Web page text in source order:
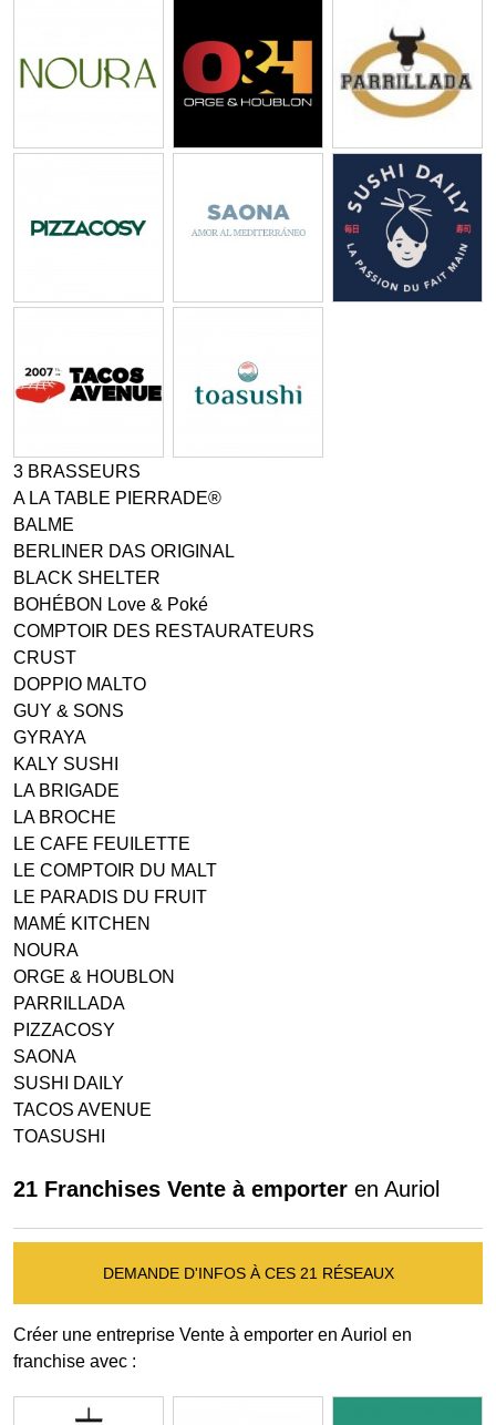
3 BRASSEURS
A LA TABLE PIERRADE®
BALME
BERLINER DAS ORIGINAL
BLACK SHELTER
BOHÉBON Love & Poké
COMPTOIR DES RESTAURATEURS
CRUST
DOPPIO MALTO
GUY & SONS
GYRAYA
KALY SUSHI
LA BRIGADE
LA BROCHE
LE CAFE FEUILETTE
LE COMPTOIR DU MALT
LE PARADIS DU FRUIT
MAMÉ KITCHEN
NOURA
ORGE & HOUBLON
PARRILLADA
PIZZACOSY
SAONA
SUSHI DAILY
TACOS AVENUE
TOASUSHI
21 Franchises Vente à emporter en Auriol
DEMANDE D'INFOS À CES 21 RÉSEAUX
Créer une entreprise Vente à emporter en Auriol en
franchise avec :